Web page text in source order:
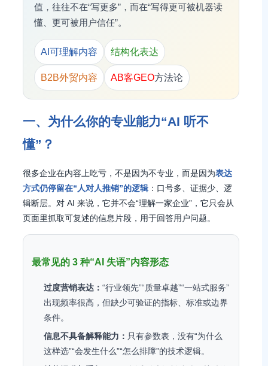
值，往往不在“写更多”，而在“写得更可被机器读
懂、更可被用户信任”。
AI可理解内容 结构化表达
B2B外贸内容 AB客GEO方法论
一、为什么你的专业能力“AI 听不
懂”？
很多企业在内容上吃亏，不是因为不专业，而是因为表达
方式仍停留在“人对人推销”的逻辑 ：口号多、证据少、逻
辑断层。对 AI 来说，它并不会“理解一家企业”，它只会从
页面里抓取可复述的信息片段，用于回答用户问题。
最常见的 3 种“AI 失语”内容形态
过度营销表达： “行业领先”“质量卓越”“一站式服务”
出现频率很高，但缺少可验证的指标、标准或边界
条件。
信息不具备解释能力： 只有参数表，没有“为什么
这样选”“会发生什么”“怎么排障”的技术逻辑。